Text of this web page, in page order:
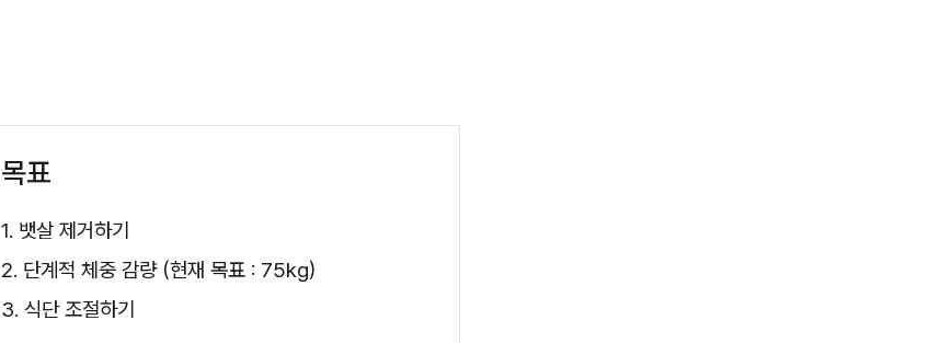
목표
1. 뱃살 제거하기
2. 단계적 체중 감량 (현재 목표 : 75kg)
3. 식단 조절하기